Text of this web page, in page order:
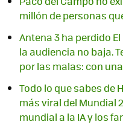
millón de personas
Antena 3 ha perdido
la audiencia no baja.
por las malas: con
Todo lo que sabes de
más viral del Mundial
mundial a la IA y los